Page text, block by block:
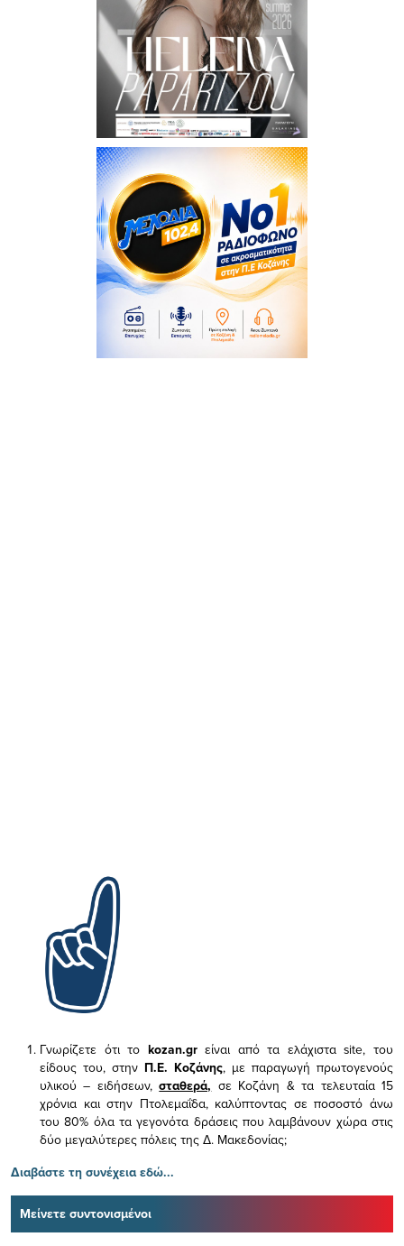
Γνωρίζετε ότι το kozan.gr είναι από τα ελάχισταsite, του
είδους του, στην Π.Ε. Κοζάνης, με παραγωγή πρωτογενούς
υλικού – ειδήσεων,σταθερά, σε Κοζάνη & τα τελευταία 15
χρόνια και στην Πτολεμαΐδα, καλύπτοντας σε ποσοστό άνω
του 80% όλα τα γεγονότα δράσεις που λαμβάνουν χώρα στις
δύο μεγαλύτερες πόλεις της Δ. Μακεδονίας;
Διαβάστε τη συνέχεια εδώ...
Μείνετε συντονισμένοι